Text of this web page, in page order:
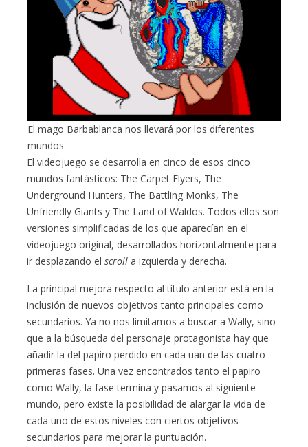
El mago Barbablanca nos llevará por los diferentes
mundos
El videojuego se desarrolla en cinco de esos cinco
mundos fantásticos: The Carpet Flyers, The
Underground Hunters, The Battling Monks, The
Unfriendly Giants y The Land of Waldos. Todos ellos son
versiones simplificadas de los que aparecían en el
videojuego original, desarrollados horizontalmente para
ir desplazando elscroll a izquierda y derecha.
La principal mejora respecto al título anterior está en la
inclusión de nuevos objetivos tanto principales como
secundarios. Ya no nos limitamos a buscar a Wally, sino
que a la búsqueda del personaje protagonista hay que
añadir la del papiro perdido en cada uan de las cuatro
primeras fases. Una vez encontrados tanto el papiro
como Wally, la fase termina y pasamos al siguiente
mundo, pero existe la posibilidad de alargar la vida de
cada uno de estos niveles con ciertos objetivos
secundarios para mejorar la puntuación.